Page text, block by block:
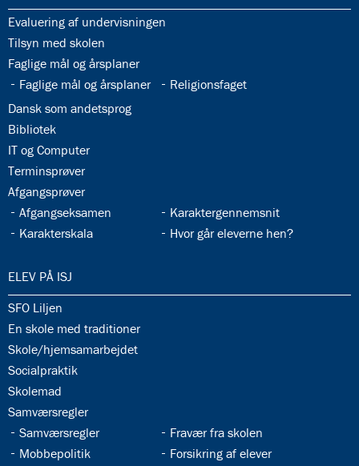
33.1:
Evaluering af undervisningen
33.2:
Tilsyn med skolen
33.3:
Faglige mål og årsplaner
33.4:
Faglige mål og årsplaner 33.5:
Religionsfaget
33.6:
Dansk som andetsprog
33.7:
Bibliotek
33.8:
IT og Computer
33.9:
Terminsprøver
33.10:
Afgangsprøver
33.11:
Afgangseksamen 33.12:
Karaktergennemsnit
33.13:
Karakterskala 33.14:
Hvor går eleverne hen?
34.0:
ELEV PÅ ISJ
34.1:
SFO Liljen
34.2:
En skole med traditioner
34.3:
Skole/hjemsamarbejdet
34.4:
Socialpraktik
34.5:
Skolemad
34.6:
Samværsregler
34.7:
Samværsregler 34.8:
Fravær fra skolen
34.9:
Mobbepolitik 34.10:
Forsikring af elever